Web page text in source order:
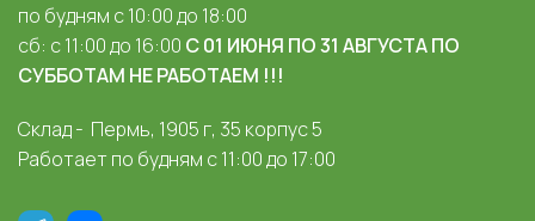
по будням с 10:00 до 18:00
сб: с 11:00 до 16:00 С 01 ИЮНЯ ПО 31 АВГУСТА ПО
СУББОТАМ НЕ РАБОТАЕМ !!!
Склад - Пермь, 1905 г, 35 корпус 5
Работает по будням с 11:00 до 17:00